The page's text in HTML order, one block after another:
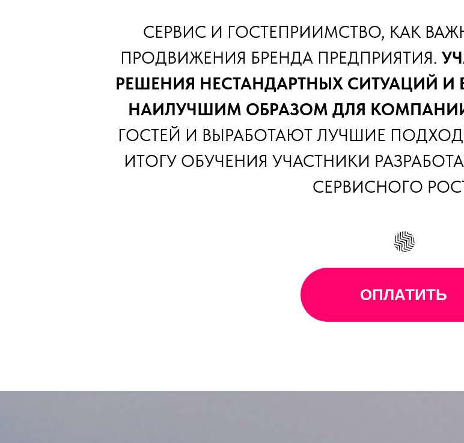
СЕРВИС И ГОСТЕПРИИМСТВО, КАК
ПРОДВИЖЕНИЯ БРЕНДА ПРЕДПРИЯТИЯ.
РЕШЕНИЯ НЕСТАНДАРТНЫХ СИТУАЦИЙ
НАИЛУЧШИМ ОБРАЗОМ ДЛЯ
ГОСТЕЙ И ВЫРАБОТАЮТ ЛУЧШИЕ
ИТОГУ ОБУЧЕНИЯ УЧАСТНИКИ
СЕРВИСНОГО
ОПЛАТИТЬ